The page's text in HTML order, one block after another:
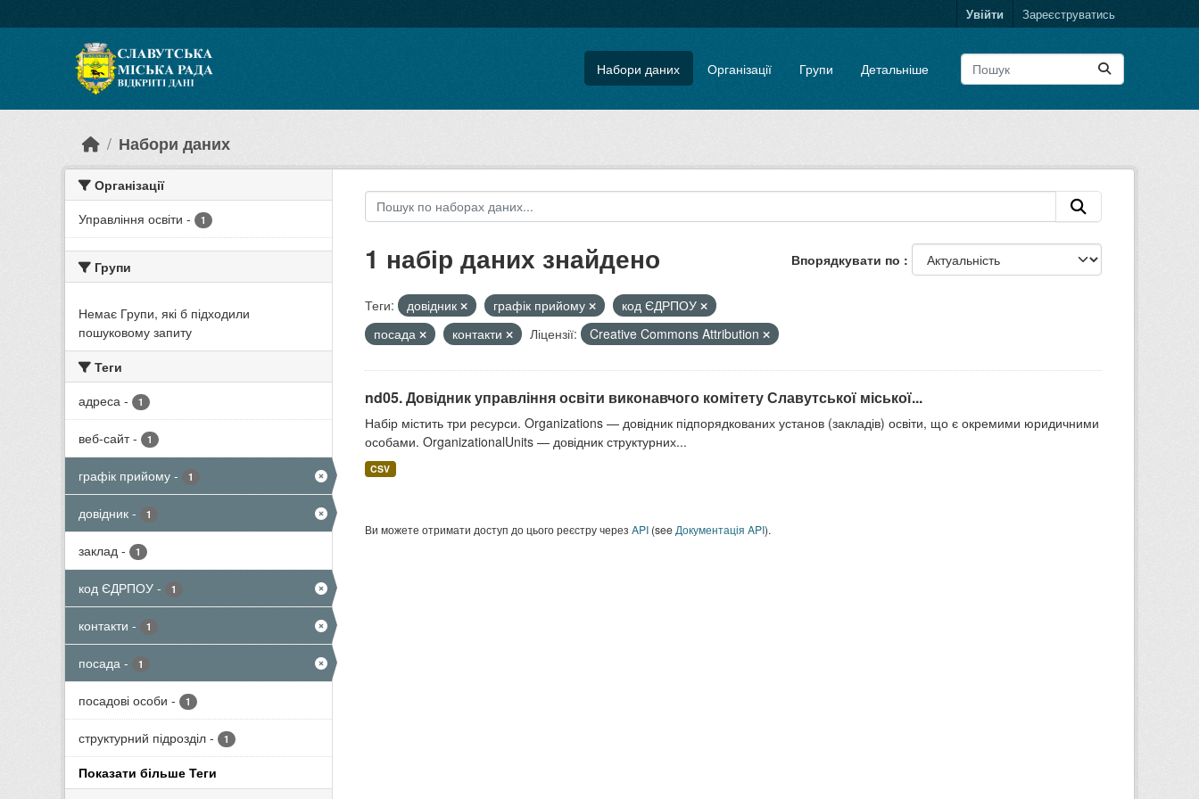
Увійти Зареєструватись
Набори даних Організації Групи Детальніше
Набори даних
Організації
Управління освіти - 1
Групи
Немає Групи, які б підходили
пошуковому запиту
Теги
адреса - 1
веб-сайт - 1
графік прийому - 1
довідник - 1
заклад - 1
код ЄДРПОУ - 1
контакти - 1
посада - 1
посадові особи - 1
структурний підрозділ - 1
Показати більше Теги
Впорядкувати по
1 набір даних знайдено
Теги: довідник графік прийому
код ЄДРПОУ
посада
контакти Ліцензії: Creative Commons Attribution
nd05. Довідник управління освіти виконавчого комітету Славутської міської...
Набір містить три ресурси. Organizations — довідник підпорядкованих установ (закладів) освіти, що є окремими юридичними
особами. OrganizationalUnits — довідник структурних...
CSV
Ви можете отримати доступ до цього реєстру через API(see Документація API).